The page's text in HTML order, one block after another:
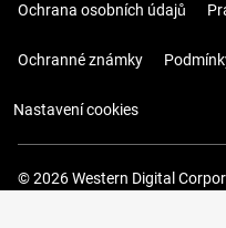
Ochrana osobních údajů
Ochranné známky
Nastavení cookies
© 2026 Western Digital